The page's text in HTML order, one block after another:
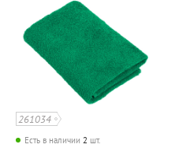
261034
Есть в наличии 2 шт.